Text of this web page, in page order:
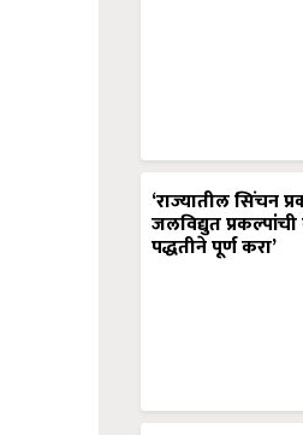
‘राज्यातील सिंचन
जलविद्युत
पद्धतीने पूर्ण करा’